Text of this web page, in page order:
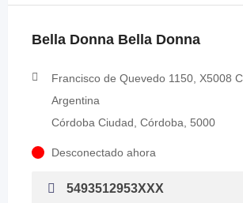
Bella Donna Bella Donna
Francisco de Quevedo 1150, X5008
Argentina
Córdoba Ciudad, Córdoba, 5000
Desconectado ahora
5493512953XXX